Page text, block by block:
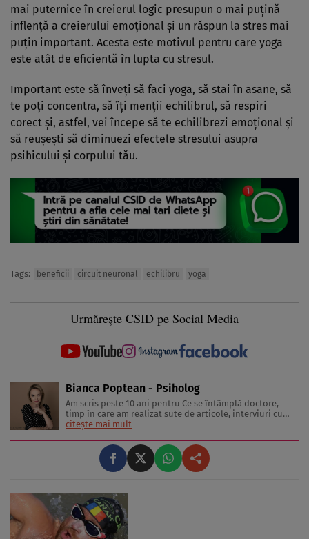
mai puternice în creierul logic presupun o mai puţină
inflenţă a creierului emoţional şi un răspun la stres mai
puţin important. Acesta este motivul pentru care yoga
este atât de eficientă în lupta cu stresul.
Important este să înveţi să faci yoga, să stai în asane, să
te poţi concentra, să îţi menţii echilibrul, să respiri
corect şi, astfel, vei începe să te echilibrezi emoţional şi
să reuşeşti să diminuezi efectele stresului asupra
psihicului şi corpului tău.
Tags: beneficii circuit neuronal echilibru yoga
Urmărește CSID pe Social Media
Bianca Poptean - Psiholog
Am scris peste 10 ani pentru Ce se întâmplă doctore,
timp în care am realizat sute de articole, interviuri cu
medici și specialiști în diverse domenii, materiale video,
băieți minunați care mi-au oferit ocazia să văd lumea
citește mai mult